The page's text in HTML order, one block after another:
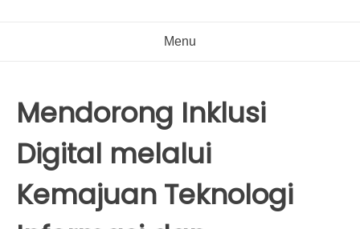
Menu
Mendorong Inklusi
Digital melalui
Kemajuan Teknologi